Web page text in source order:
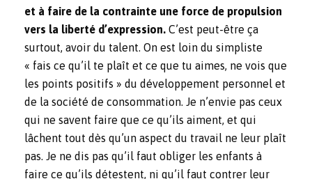
et à faire de la contrainte une force de propulsion
vers la liberté d’expression. C’est peut-être ça
surtout, avoir du talent. On est loin du simpliste
« fais ce qu’il te plaît et ce que tu aimes, ne vois que
les points positifs » du développement personnel et
de la société de consommation. Je n’envie pas ceux
qui ne savent faire que ce qu’ils aiment, et qui
lâchent tout dès qu’un aspect du travail ne leur plaît
pas. Je ne dis pas qu’il faut obliger les enfants à
faire ce qu’ils détestent, ni qu’il faut contrer leur